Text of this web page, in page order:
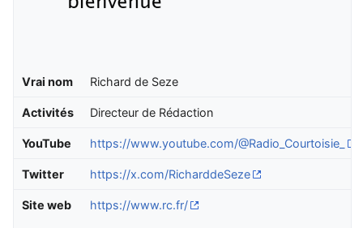
Vrai nom Richard de Seze
Activités Directeur de Rédaction
YouTube https://www.youtube.com/@Radio_Courtoisie_
Twitter https://x.com/RicharddeSeze
Site web https://www.rc.fr/